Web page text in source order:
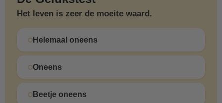
Het leven is zeer de moeite waard.
Helemaal oneens
Oneens
Beetje oneens